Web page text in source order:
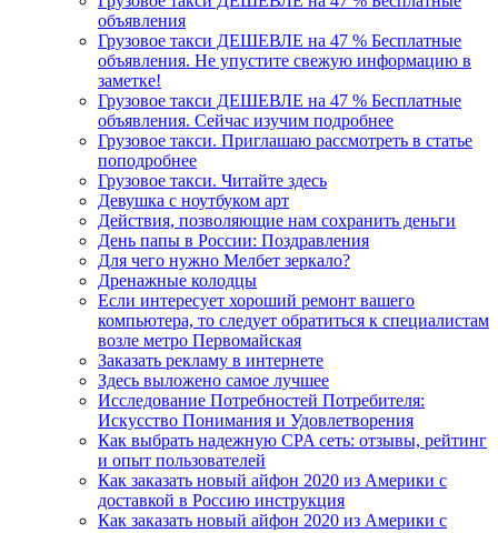
объявления
Грузовое такси ДЕШЕВЛЕ на 47 % Бесплатные
объявления. Не упустите свежую информацию в
заметке!
Грузовое такси ДЕШЕВЛЕ на 47 % Бесплатные
объявления. Сейчас изучим подробнее
Грузовое такси. Приглашаю рассмотреть в статье
поподробнее
Грузовое такси. Читайте здесь
Девушка с ноутбуком арт
Действия, позволяющие нам сохранить деньги
День папы в России: Поздравления
Для чего нужно Мелбет зеркало?
Дренажные колодцы
Если интересует хороший ремонт вашего
компьютера, то следует обратиться к специалистам
возле метро Первомайская
Заказать рекламу в интернете
Здесь выложено самое лучшее
Исследование Потребностей Потребителя:
Искусство Понимания и Удовлетворения
Как выбрать надежную CPA сеть: отзывы, рейтинг
и опыт пользователей
Как заказать новый айфон 2020 из Америки с
доставкой в Россию инструкция
Как заказать новый айфон 2020 из Америки с